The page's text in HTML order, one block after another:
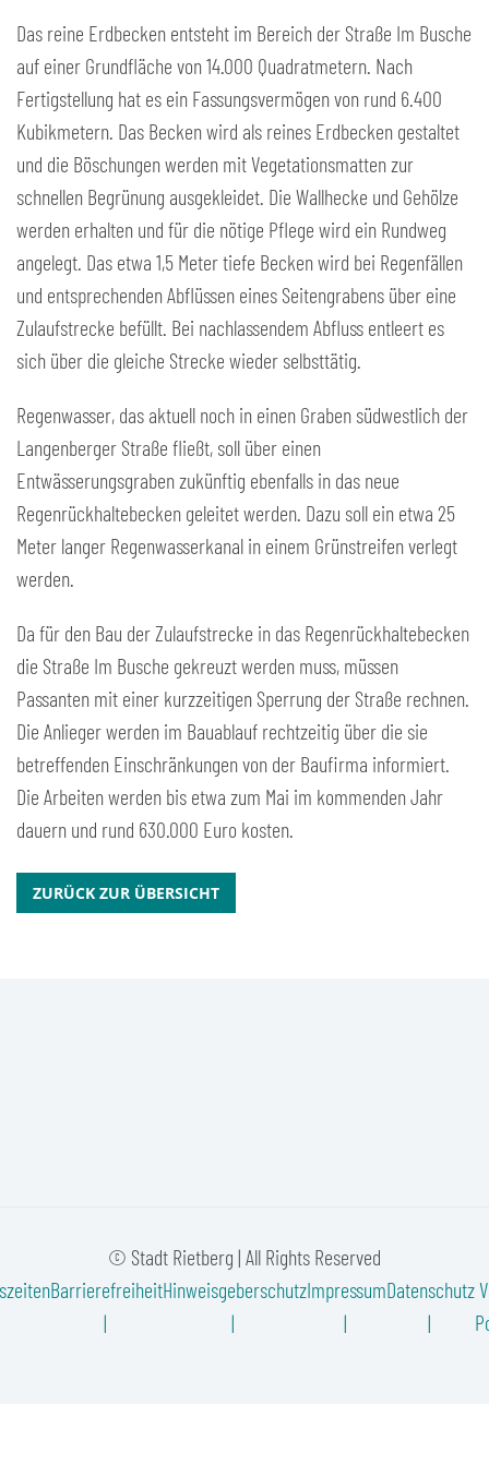
Das reine Erdbecken entsteht im Bereich der Straße Im Busche
auf einer Grundfläche von 14.000 Quadratmetern. Nach
Fertigstellung hat es ein Fassungsvermögen von rund 6.400
Kubikmetern. Das Becken wird als reines Erdbecken gestaltet
und die Böschungen werden mit Vegetationsmatten zur
schnellen Begrünung ausgekleidet. Die Wallhecke und Gehölze
werden erhalten und für die nötige Pflege wird ein Rundweg
angelegt. Das etwa 1,5 Meter tiefe Becken wird bei Regenfällen
und entsprechenden Abflüssen eines Seitengrabens über eine
Zulaufstrecke befüllt. Bei nachlassendem Abfluss entleert es
sich über die gleiche Strecke wieder selbsttätig.
Regenwasser, das aktuell noch in einen Graben südwestlich der
Langenberger Straße fließt, soll über einen
Entwässerungsgraben zukünftig ebenfalls in das neue
Regenrückhaltebecken geleitet werden. Dazu soll ein etwa 25
Meter langer Regenwasserkanal in einem Grünstreifen verlegt
werden.
Da für den Bau der Zulaufstrecke in das Regenrückhaltebecken
die Straße Im Busche gekreuzt werden muss, müssen
Passanten mit einer kurzzeitigen Sperrung der Straße rechnen.
Die Anlieger werden im Bauablauf rechtzeitig über die sie
betreffenden Einschränkungen von der Baufirma informiert.
Die Arbeiten werden bis etwa zum Mai im kommenden Jahr
dauern und rund 630.000 Euro kosten.
ZURÜCK ZUR ÜBERSICHT
© Stadt Rietberg | All Rights Reserved
BarrierefreiheitHinweisgeberschutzImpressumDatenschutz